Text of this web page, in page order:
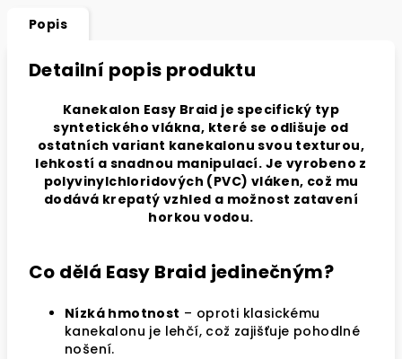
Popis
Detailní popis produktu
Kanekalon Easy Braid je specifický typ
syntetického vlákna, které se odlišuje od
ostatních variant kanekalonu svou texturou,
lehkostí a snadnou manipulací. Je vyrobeno z
polyvinylchloridových (PVC) vláken, což mu
dodává krepatý vzhled a možnost zatavení
horkou vodou.
Co dělá Easy Braid jedinečným?
Nízká hmotnost – oproti klasickému
kanekalonu je lehčí, což zajišťuje pohodlné
nošení.